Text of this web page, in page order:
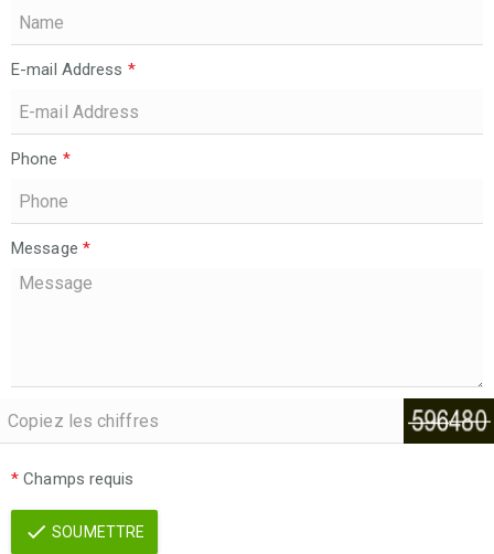
E-mail Address *
Phone *
Message *
* Champs requis
SOUMETTRE